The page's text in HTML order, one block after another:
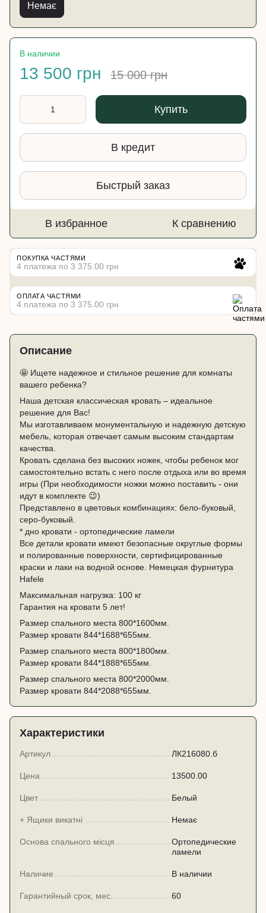
Немає
В наличии
13 500 грн 15 000 грн
Купить
В кредит
Быстрый заказ
В избранное К сравнению
ПОКУПКА ЧАСТЯМИ
4 платежа по 3 375.00 грн
ОПЛАТА ЧАСТЯМИ
4 платежа по 3 375.00 грн
Описание
🤩 Ищете надежное и стильное решение для комнаты
вашего ребенка?
Наша детская классическая кровать – идеальное
решение для Вас!
Мы изготавливаем монументальную и надежную детскую
мебель, которая отвечает самым высоким стандартам
качества.
Кровать сделана без высоких ножек, чтобы ребенок мог
самостоятельно встать с него после отдыха или во время
игры (При необходимости ножки можно поставить - они
идут в комплекте 😉)
Представлено в цветовых комбинациях: бело-буковый,
серо-буковый.
* дно кровати - ортопедические ламели
Все детали кровати имеют безопасные округлые формы
и полированные поверхности, сертифицированные
краски и лаки на водной основе. Немецкая фурнитура
Hafele
Максимальная нагрузка: 100 кг
Гарантия на кровати 5 лет!
Размер спального места 800*1600мм.
Размер кровати 844*1688*655мм.
Размер спального места 800*1800мм.
Размер кровати 844*1888*655мм.
Размер спального места 800*2000мм.
Размер кровати 844*2088*655мм.
Характеристики
Артикул ЛК216080.б
Цена 13500.00
Цвет Белый
+ Ящики викатні Немає
Основа спального місця
Ортопедические
ламели
Наличие В наличии
Гарантийный срок, мес. 60